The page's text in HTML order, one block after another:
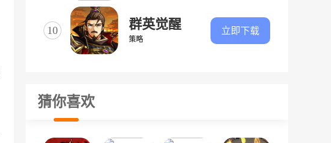
10 群英觉醒
策略
立即下载
猜你喜欢